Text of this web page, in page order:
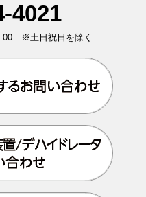
4021
※土日祝日を除く